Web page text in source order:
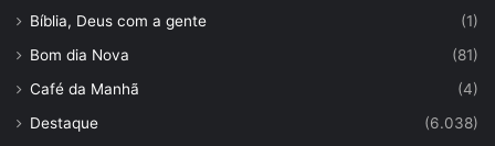
Bíblia, Deus com a gente
(1)
Bom dia Nova
(81)
Café da Manhã
(4)
Destaque
(6.038)